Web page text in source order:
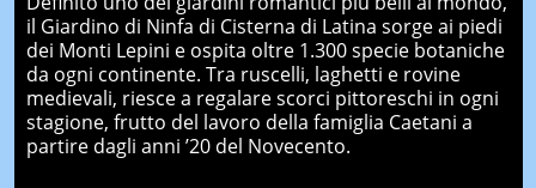
il Giardino di Ninfa di Cisterna di Latina sorge ai piedi
dei Monti Lepini e ospita oltre 1.300 specie botaniche
da ogni continente. Tra ruscelli, laghetti e rovine
medievali, riesce a regalare scorci pittoreschi in ogni
stagione, frutto del lavoro della famiglia Caetani a
partire dagli anni ’20 del Novecento.